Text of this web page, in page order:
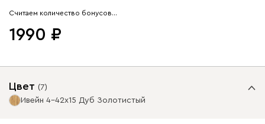
Считаем количество бонусов…
1990
Цвет (7)
Ивейн 4-42x15 Дуб Золотистый